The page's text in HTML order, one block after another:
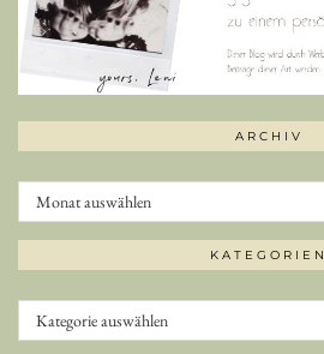
ARCHIV
Archiv
KATEGORIEN
Kategorien